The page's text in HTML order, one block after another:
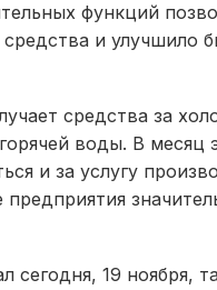
функций
и улучшило
средства за
воды. В месяц
и за услугу
19 ноября,